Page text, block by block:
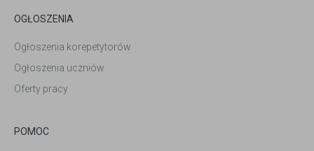
OGŁOSZENIA
Ogłoszenia korepetytorów
Ogłoszenia uczniów
Oferty pracy
POMOC